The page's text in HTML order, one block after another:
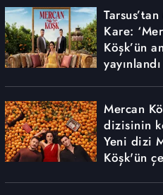
Tarsus’tan
Kare:
Köşk’ün
yayınlandı
Mercan
dizisinin
Yeni dizi
Köşk'ün